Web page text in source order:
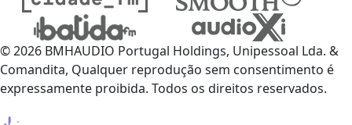
© 2026 BMHAUDIO Portugal Holdings, Unipessoal Lda. &
Comandita, Qualquer reprodução sem consentimento é
expressamente proibida. Todos os direitos reservados.